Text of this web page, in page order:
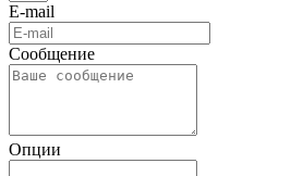
E-mail
Сообщение
Опции